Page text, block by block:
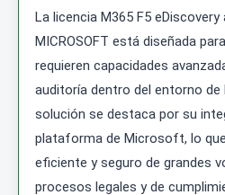
La licencia M365 F5 eDiscovery
MICROSOFT está diseñada
requieren capacidades
auditoría dentro del entorno
solución se destaca por su
plataforma de Microsoft, lo
eficiente y seguro de grandes
procesos legales y de